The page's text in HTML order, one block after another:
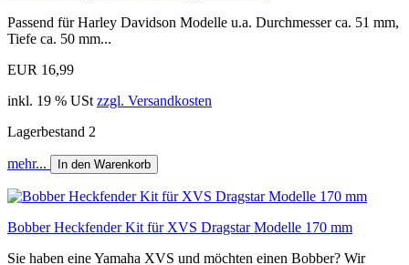
Passend für Harley Davidson Modelle u.a. Durchmesser ca. 51 mm,
Tiefe ca. 50 mm...
EUR 16,99
inkl. 19 % USt zzgl. Versandkosten
Lagerbestand 2
mehr... In den Warenkorb
Bobber Heckfender Kit für XVS Dragstar Modelle 170 mm
Sie haben eine Yamaha XVS und möchten einen Bobber? Wir